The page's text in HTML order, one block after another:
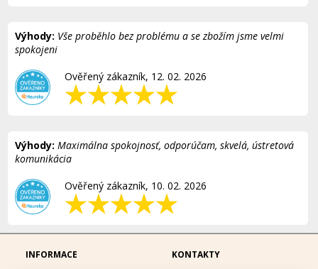
Výhody: Vše proběhlo bez problému a se zbožím jsme velmi
spokojeni
Ověřený zákazník, 12. 02. 2026
Výhody: Maximálna spokojnosť, odporúčam, skvelá, ústretová
komunikácia
Ověřený zákazník, 10. 02. 2026
INFORMACE KONTAKTY